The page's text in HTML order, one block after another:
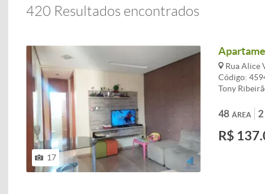
420 Resultados encontrados
17
Rua Alice
Código:
Tony
Ambientes
Box,
Demarcada.
ÁREA
48 2
R$